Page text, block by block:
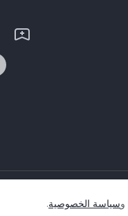
وسياسة الخصوصية.